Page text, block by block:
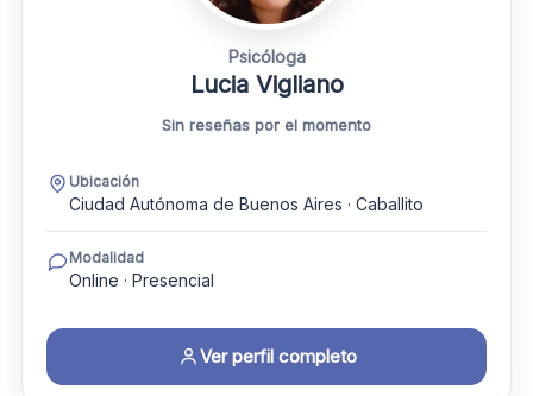
Psicóloga
Lucia Vigliano
Sin reseñas por el momento
Ubicación
Ciudad Autónoma de Buenos Aires · Caballito
Modalidad
Online · Presencial
Ver perfil completo